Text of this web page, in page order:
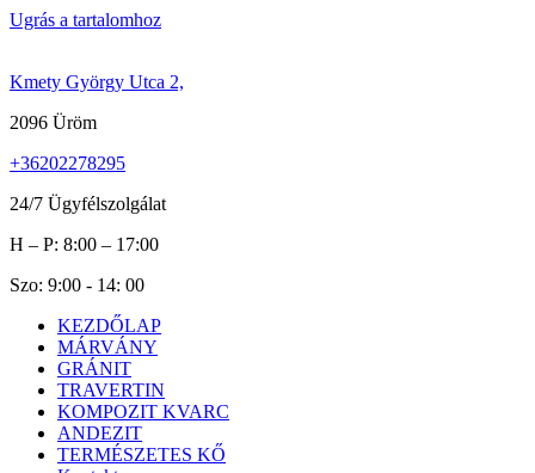
Ugrás a tartalomhoz
Kmety György Utca 2,
2096 Üröm
+36202278295
24/7 Ügyfélszolgálat
H – P: 8:00 – 17:00
Szo: 9:00 - 14: 00
KEZDŐLAP
MÁRVÁNY
GRÁNIT
TRAVERTIN
KOMPOZIT KVARC
ANDEZIT
TERMÉSZETES KŐ